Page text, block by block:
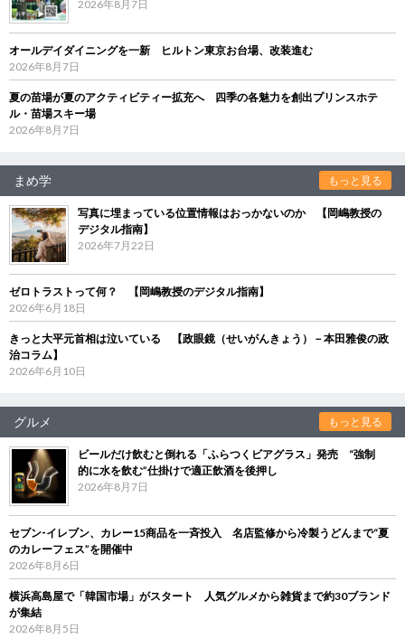
2026年8月7日
オールデイダイニングを一新 ヒルトン東京お台場、改装進む
2026年8月7日
夏の苗場が夏のアクティビティー拡充へ 四季の各魅力を創出プリンスホテ
ル・苗場スキー場
2026年8月7日
まめ学 もっと見る
写真に埋まっている位置情報はおっかないのか 【岡嶋教授の
デジタル指南】
2026年7月22日
ゼロトラストって何？ 【岡嶋教授のデジタル指南】
2026年6月18日
きっと大平元首相は泣いている 【政眼鏡（せいがんきょう）－本田雅俊の政
治コラム】
2026年6月10日
グルメ もっと見る
ビールだけ飲むと倒れる「ふらつくビアグラス」発売 “強制
的に水を飲む”仕掛けで適正飲酒を後押し
2026年8月7日
セブン‐イレブン、カレー15商品を一斉投入 名店監修から冷製うどんまで“夏
のカレーフェス”を開催中
2026年8月6日
横浜高島屋で「韓国市場」がスタート 人気グルメから雑貨まで約30ブランド
が集結
2026年8月5日